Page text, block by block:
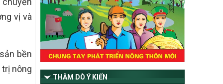
vị và
bền
nông
xây dựng nông thôn mới, giảm nghèo
bền vững và phát triển kinh tế – xã hội
vùng đồng bào dân tộc thiểu số và miền
núi giai đoạn 2026-2035, giai đoạn I: Từ
năm 2026 đến năm 2030
14/2026/TT-BNNMT
Hướng dẫn thực hiện một số nội dung
tiêu chí, điều kiện thuộc Bộ tiêu chí quốc
THĂM DÒ Ý KIẾN